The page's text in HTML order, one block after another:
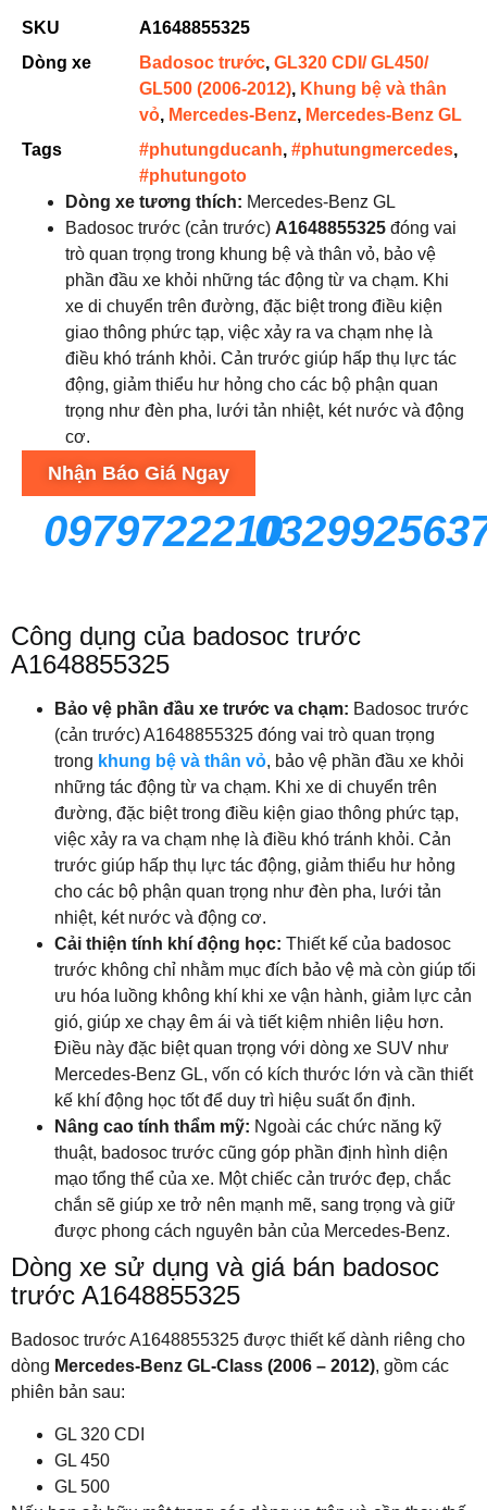
SKU
A1648855325
Dòng xe
Badosoc trước, GL320 CDI/ GL450/
GL500 (2006-2012), Khung bệ và thân
vỏ, Mercedes-Benz, Mercedes-Benz GL
Tags
#phutungducanh, #phutungmercedes,
#phutungoto
Dòng xe tương thích: Mercedes-Benz GL
Badosoc trước (cản trước) A1648855325 đóng vai
trò quan trọng trong khung bệ và thân vỏ, bảo vệ
phần đầu xe khỏi những tác động từ va chạm. Khi
xe di chuyển trên đường, đặc biệt trong điều kiện
giao thông phức tạp, việc xảy ra va chạm nhẹ là
điều khó tránh khỏi. Cản trước giúp hấp thụ lực tác
động, giảm thiểu hư hỏng cho các bộ phận quan
trọng như đèn pha, lưới tản nhiệt, két nước và động
cơ.
Nhận Báo Giá Ngay
0979722210
Công dụng của badosoc trước
A1648855325
Bảo vệ phần đầu xe trước va chạm: Badosoc trước
(cản trước) A1648855325 đóng vai trò quan trọng
trong khung bệ và thân vỏ, bảo vệ phần đầu xe khỏi
những tác động từ va chạm. Khi xe di chuyển trên
đường, đặc biệt trong điều kiện giao thông phức tạp,
việc xảy ra va chạm nhẹ là điều khó tránh khỏi. Cản
trước giúp hấp thụ lực tác động, giảm thiểu hư hỏng
cho các bộ phận quan trọng như đèn pha, lưới tản
nhiệt, két nước và động cơ.
Cải thiện tính khí động học: Thiết kế của badosoc
trước không chỉ nhằm mục đích bảo vệ mà còn giúp tối
ưu hóa luồng không khí khi xe vận hành, giảm lực cản
gió, giúp xe chạy êm ái và tiết kiệm nhiên liệu hơn.
Điều này đặc biệt quan trọng với dòng xe SUV như
Mercedes-Benz GL, vốn có kích thước lớn và cần thiết
kế khí động học tốt để duy trì hiệu suất ổn định.
Nâng cao tính thẩm mỹ: Ngoài các chức năng kỹ
thuật, badosoc trước cũng góp phần định hình diện
mạo tổng thể của xe. Một chiếc cản trước đẹp, chắc
chắn sẽ giúp xe trở nên mạnh mẽ, sang trọng và giữ
được phong cách nguyên bản của Mercedes-Benz.
Dòng xe sử dụng và giá bán badosoc
trước A1648855325
Badosoc trước A1648855325 được thiết kế dành riêng cho
dòng Mercedes-Benz GL-Class (2006 – 2012), gồm các
phiên bản sau:
GL 320 CDI
GL 450
GL 500